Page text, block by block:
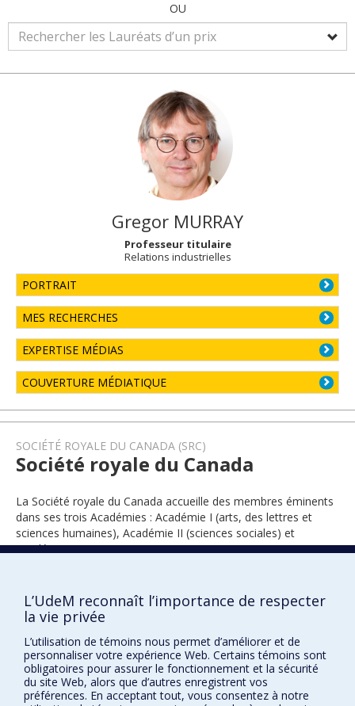
OU
Gregor MURRAY
Professeur titulaire
Relations industrielles
PORTRAIT
MES RECHERCHES
EXPERTISE MÉDIAS
COUVERTURE MÉDIATIQUE
SOCIÉTÉ ROYALE DU CANADA (SRC)
Société royale du Canada
La Société royale du Canada accueille des membres éminents
dans ses trois Académies : Académie I (arts, des lettres et
sciences humaines), Académie II (sciences sociales) et
Académie III (sciences).
2009
L’UdeM reconnaît l’importance de respecter
la vie privée
L’utilisation de témoins nous permet d’améliorer et de
personnaliser votre expérience Web. Certains témoins sont
obligatoires pour assurer le fonctionnement et la sécurité
du site Web, alors que d’autres enregistrent vos
préférences. En acceptant tout, vous consentez à notre